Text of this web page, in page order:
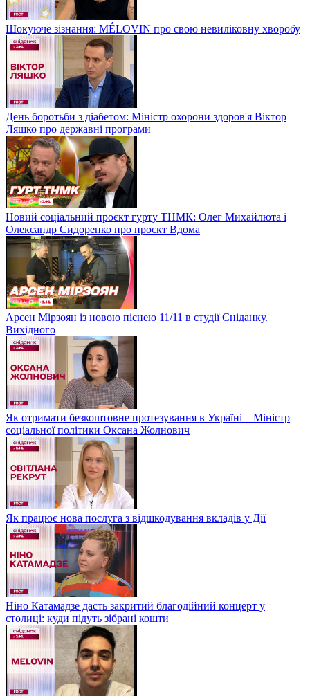
Шокуюче зізнання: MÉLOVIN про свою невиліковну хворобу
День боротьби з діабетом: Міністр охорони здоров'я Віктор
Ляшко про державні програми
Новий соціальний проєкт гурту ТНМК: Олег Михайлюта і
Олександр Сидоренко про проєкт Вдома
Арсен Мірзоян із новою піснею 11/11 в студії Сніданку.
Вихідного
Як отримати безкоштовне протезування в Україні – Міністр
соціальної політики Оксана Жолнович
Як працює нова послуга з відшкодування вкладів у Дії
Ніно Катамадзе дасть закритий благодійний концерт у
столиці: куди підуть зібрані кошти